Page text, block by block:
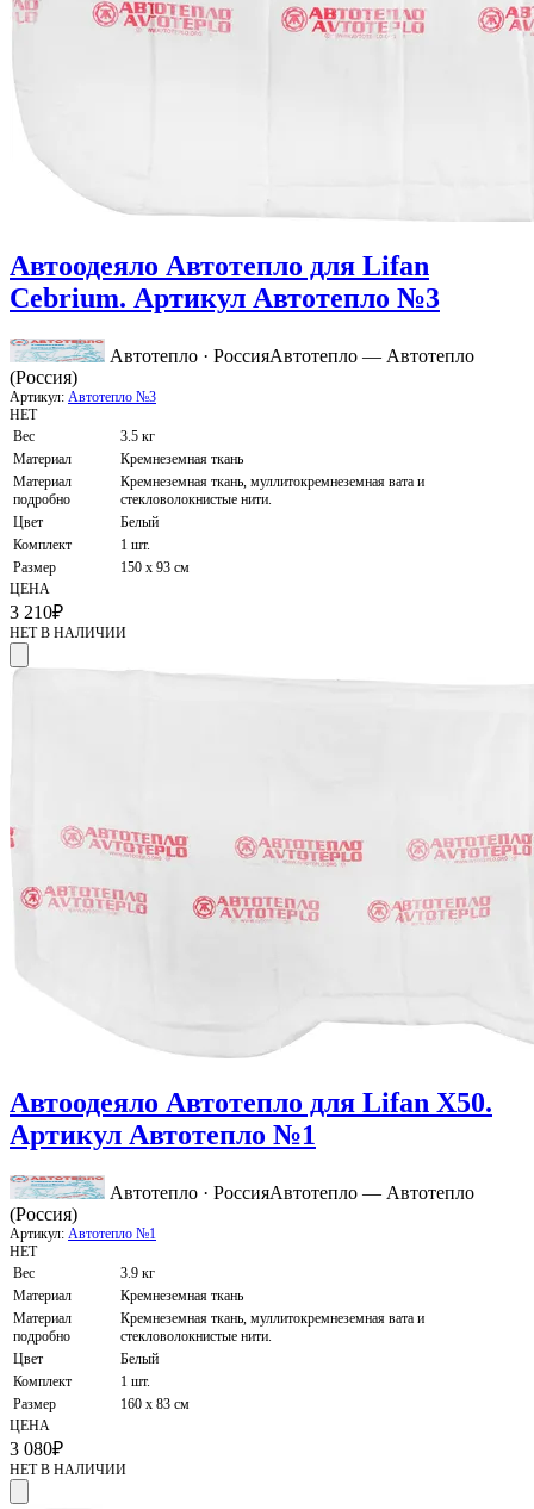
Автоодеяло Автотепло для Lifan
Cebrium. Артикул Автотепло №3
Автотепло · РоссияАвтотепло — Автотепло
(Россия)
Артикул: Автотепло №3
НЕТ
Вес
3.5 кг
Материал
Кремнеземная ткань
Материал
подробно
Кремнеземная ткань, муллитокремнеземная вата и
стекловолокнистые нити.
Цвет
Белый
Комплект
1 шт.
Размер
150 х 93 см
ЦЕНА
3 210₽
НЕТ В НАЛИЧИИ
Автоодеяло Автотепло для Lifan X50.
Артикул Автотепло №1
Автотепло · РоссияАвтотепло — Автотепло
(Россия)
Артикул: Автотепло №1
НЕТ
Вес
3.9 кг
Материал
Кремнеземная ткань
Материал
подробно
Кремнеземная ткань, муллитокремнеземная вата и
стекловолокнистые нити.
Цвет
Белый
Комплект
1 шт.
Размер
160 x 83 см
ЦЕНА
3 080₽
НЕТ В НАЛИЧИИ